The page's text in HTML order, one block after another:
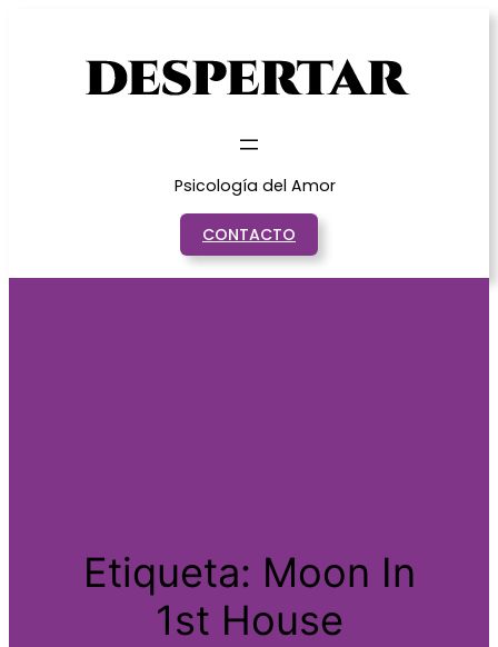
Psicología del Amor
CONTACTO
Etiqueta: Moon In
1st House